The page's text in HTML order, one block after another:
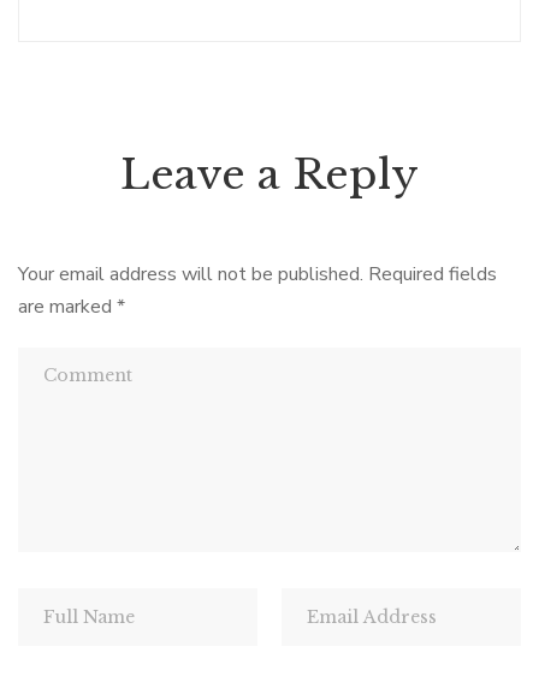
Leave a Reply
Your email address will not be published. Required fields
are marked *